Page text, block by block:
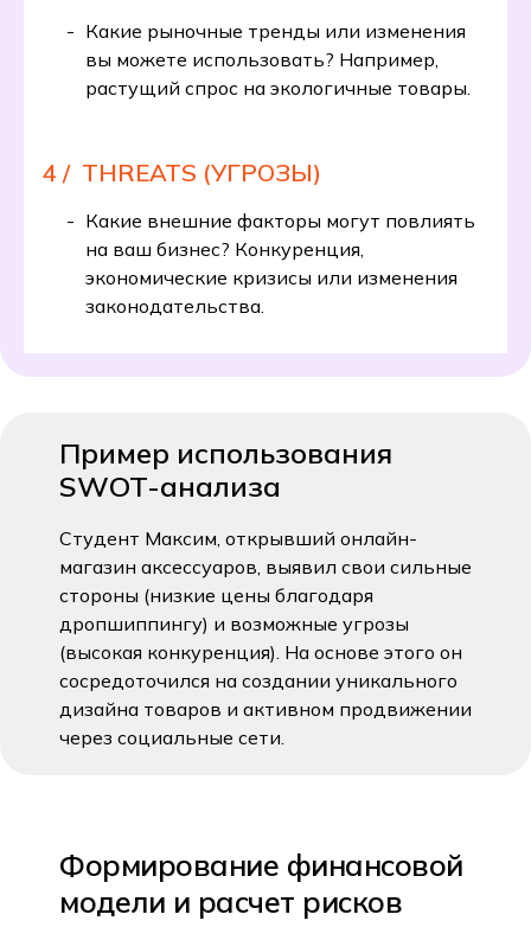
Какие рыночные тренды или изменения
вы можете использовать? Например,
растущий спрос на экологичные товары.
4 / THREATS (УГРОЗЫ)
Какие внешние факторы могут повлиять
на ваш бизнес? Конкуренция,
экономические кризисы или изменения
законодательства.
Пример использования
SWOT-анализа
Студент Максим, открывший онлайн-
магазин аксессуаров, выявил свои сильные
стороны (низкие цены благодаря
дропшиппингу) и возможные угрозы
(высокая конкуренция). На основе этого он
сосредоточился на создании уникального
дизайна товаров и активном продвижении
через социальные сети.
Формирование финансовой
модели и расчет рисков